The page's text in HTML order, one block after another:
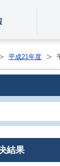
平成21年度
結果